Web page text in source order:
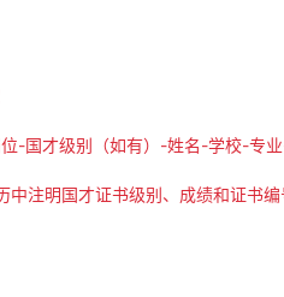
-国才级别（如有）-姓名-学校-专业
注明国才证书级别、成绩和证书编